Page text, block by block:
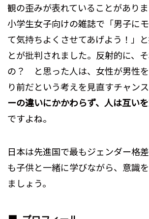
観の歪みが表れていることがありま
小学生女子向けの雑誌で「男子に
て気持ちよくさせてあげよう！」
とが批判されました。反射的に、
の？ と思った人は、女性が男性
り前だという考えを見直すチャンス
ーの違いにかかわらず、人は互い
ですよね。
日本は先進国で最もジェンダー格
も子供と一緒に学びながら、意識
ましょう。